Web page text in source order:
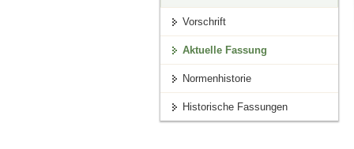
Vorschrift
Aktuelle Fassung
Normenhistorie
Historische Fassungen